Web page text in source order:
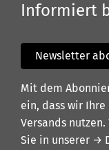
Informiert
Newsletter
Mit dem
ein, dass wir Ihre
Versands
Sie in unserer →